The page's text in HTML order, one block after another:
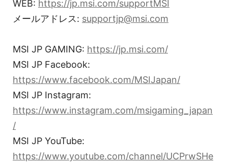
WEB: https://jp.msi.com/supportMSI
メールアドレス: supportjp@msi.com
MSI JP GAMING: https://jp.msi.com/
MSI JP Facebook:
https://www.facebook.com/MSIJapan/
MSI JP Instagram:
https://www.instagram.com/msigaming_japan
/
MSI JP YouTube:
https://www.youtube.com/channel/UCPrwSHe